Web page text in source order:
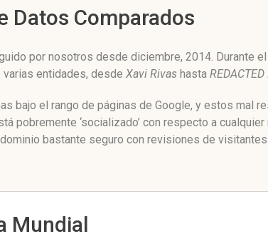
Datos Comparados
por nosotros desde diciembre, 2014. Durante
varias entidades, desde Xavi Rivas hasta
bajo el rango de páginas de Google, y estos mal
pobremente ‘socializado’ con respecto a
bastante seguro con revisiones de visitantes
Mundial